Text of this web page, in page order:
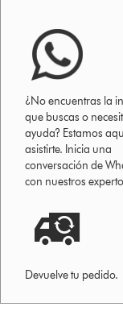
¿No encuentras la
que buscas o
ayuda? Estamos
asistirte. Inicia una
conversación de
con nuestros
Devuelve tu pedido.